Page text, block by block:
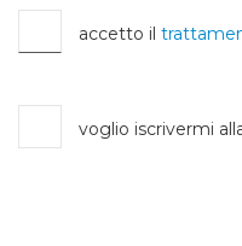
accetto il
voglio iscrivermi